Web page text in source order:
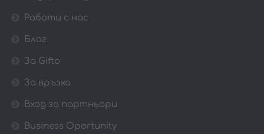
Работи с нас
Блог
За Gifto
За връзка
Вход за партньори
Business Oportunity